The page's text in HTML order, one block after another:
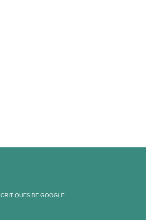
CRITIQUES DE GOOGLE